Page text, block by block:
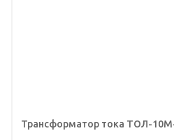
Трансформатор тока ТОЛ-